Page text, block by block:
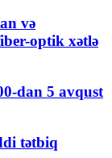
və
optik xətlə
dan 5 avqust
tətbiq